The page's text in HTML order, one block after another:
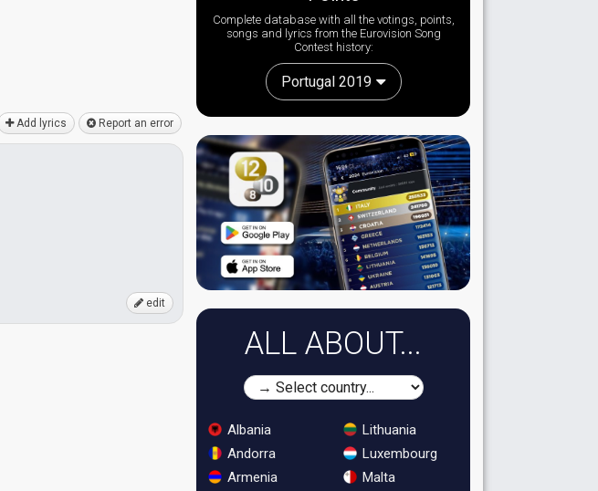
Add lyrics Report an error
edit
Complete database with all the votings, points,
songs and lyrics from the Eurovision Song
Contest history:
Portugal 2019
ALL ABOUT...
Albania
Andorra
Armenia
Lithuania
Luxembourg
Malta